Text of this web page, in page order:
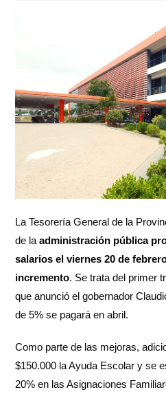
La Tesorería General de la
de laadministración pública
salarios el viernes 20 de
incremento. Se trata del primer
que anunció el gobernador
de 5% se pagará en abril.
Como parte de las mejoras,
$150.000 la Ayuda Escolar y se
20% en las Asignaciones